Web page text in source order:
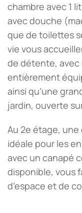
chambre avec 1
avec douche
que de toilettes
vie vous
de détente,
entièrement
ainsi qu’une
jardin, ouverte
Au 2e étage, une
idéale pour les
avec un canapé
disponible, vous
d’espace et de